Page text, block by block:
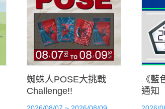
蜘蛛人POSE大挑戰
Challenge!!
《藍
通知